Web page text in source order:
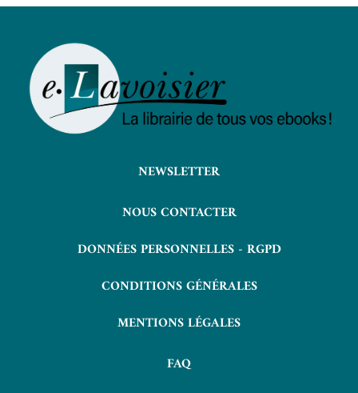
NEWSLETTER
NOUS CONTACTER
DONNÉES PERSONNELLES - RGPD
CONDITIONS GÉNÉRALES
MENTIONS LÉGALES
FAQ